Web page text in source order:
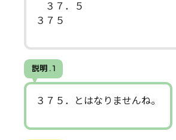
３７．５
３７５
説明 . 1
３７５．とはなりませんね。